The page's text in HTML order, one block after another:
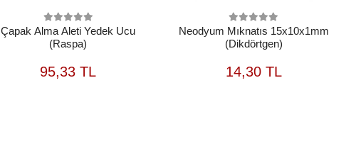
Çapak Alma Aleti Yedek Ucu
(Raspa)
95,33 TLSEPETE
EKLE
Neodyum Mıknatıs 15x10x1mm
(Dikdörtgen)
14,30 TLSEPETE
EKLE